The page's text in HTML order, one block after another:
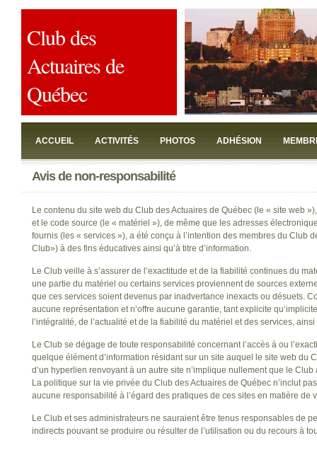
Club des
Actuaires de
Québec
ACCUEIL ACTIVITÉS PHOTOS ADHÉSION
JOINDRE
Avis de non-responsabilité
Le contenu du site web du Club des Actuaires de Québec (le « site web
et le code source (le « matériel »), de même que les adresses
fournis (les « services »), a été conçu à l’intention des membres du Club
Club») à des fins éducatives ainsi qu’à titre d’information.
Le Club veille à s’assurer de l’exactitude et de la fiabilité continues du
une partie du matériel ou certains services proviennent de sources
que ces services soient devenus par inadvertance inexacts ou désuets.
aucune représentation et n’offre aucune garantie, tant explicite
l’intégralité, de l’actualité et de la fiabilité du matériel et des services,
Le Club se dégage de toute responsabilité concernant l’accès à ou
quelque élément d’information résidant sur un site auquel le site web du
d’un hyperlien renvoyant à un autre site n’implique nullement que le
La politique sur la vie privée du Club des Actuaires de Québec n’inclut
aucune responsabilité à l’égard des pratiques de ces sites en matière de
Le Club et ses administrateurs ne sauraient être tenus responsables de
indirects pouvant se produire ou résulter de l’utilisation ou du recours à